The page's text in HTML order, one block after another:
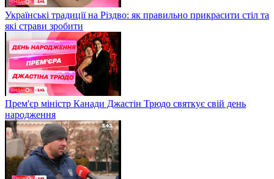
Українські традиції на Різдво: як правильно прикрасити стіл та
які страви зробити
Прем'єр міністр Канади Джастін Трюдо святкує свій день
народження